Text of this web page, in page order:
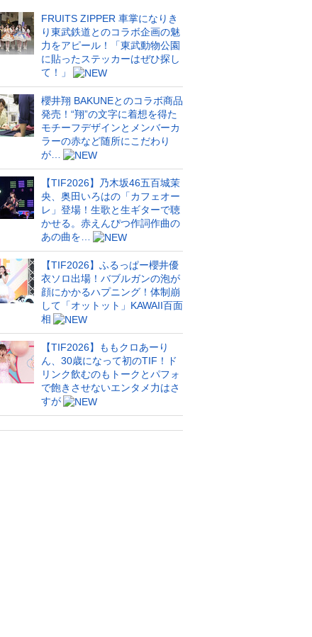
FRUITS ZIPPER 車掌になりき
り東武鉄道とのコラボ企画の魅
力をアピール！「東武動物公園
に貼ったステッカーはぜひ探し
て！」
櫻井翔 BAKUNEとのコラボ商品
発売！“翔”の文字に着想を得た
モチーフデザインとメンバーカ
ラーの赤など随所にこだわり
が…
【TIF2026】乃木坂46五百城茉
央、奥田いろはの「カフェオー
レ」登場！生歌と生ギターで聴
かせる。赤えんぴつ作詞作曲の
あの曲を…
【TIF2026】ふるっぱー櫻井優
衣ソロ出場！バブルガンの泡が
顔にかかるハプニング！体制崩
して「オットット」KAWAII百面
相
【TIF2026】ももクロあーり
ん、30歳になって初のTIF！ド
リンク飲むのもトークとパフォ
で飽きさせないエンタメ力はさ
すが